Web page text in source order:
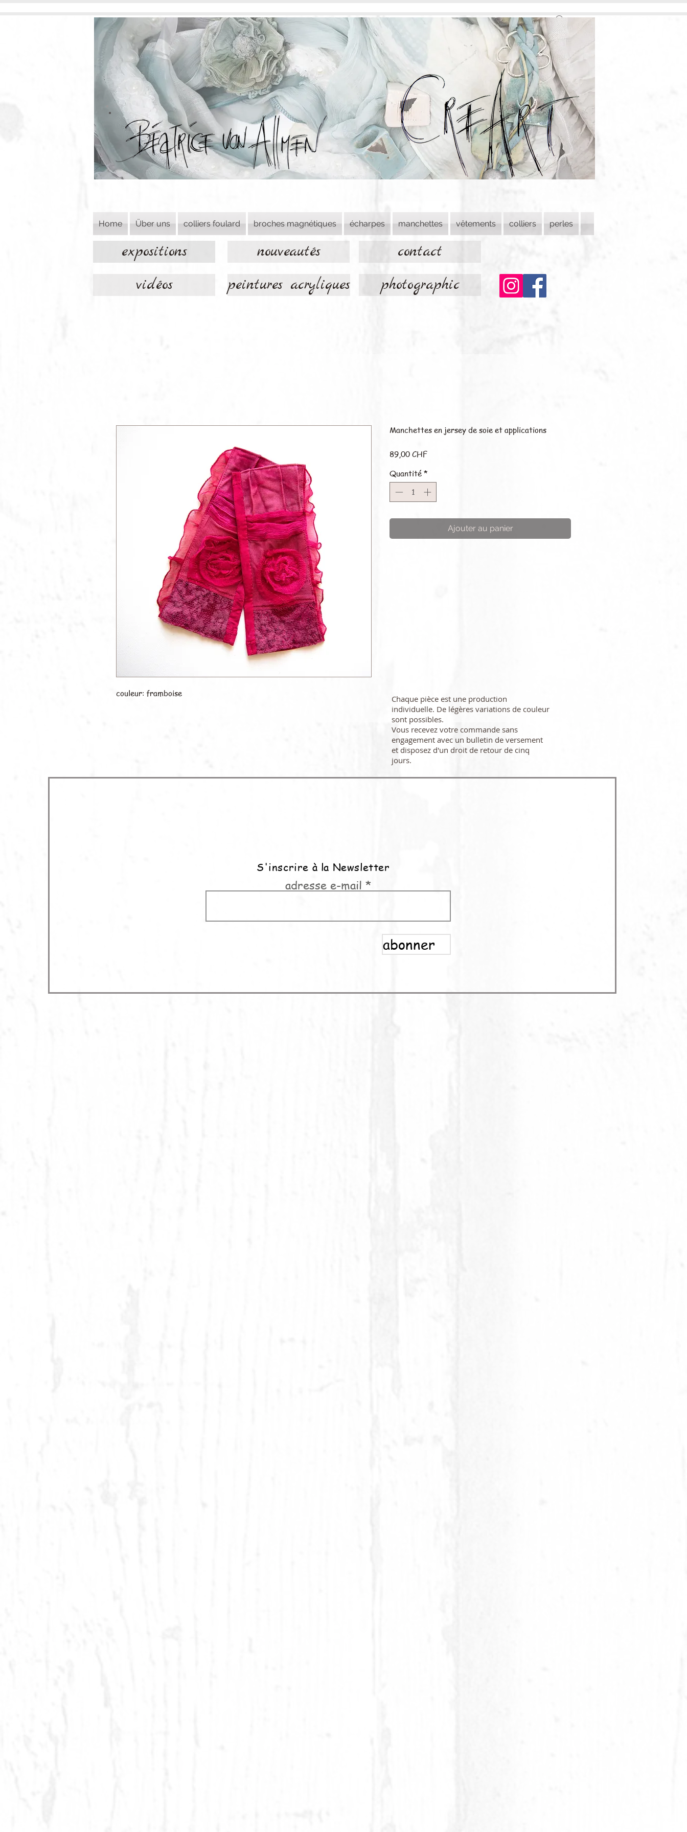
Home Über uns colliers foulard broches magnétiques écharpes manchettes vêtements colliers perles
expositions nouveautés
contact
vidéos
peintures acryliques photographic
couleur: framboise
Manchettes en jersey de soie et applications
89,00 CHFPrix
Quantité *
Ajouter au panier
Chaque pièce est une production
individuelle. De légères variations de couleur
sont possibles.
Vous recevez votre commande sans
engagement avec un bulletin de versement
et disposez d'un droit de retour de cinq
jours.
S'inscrire à la Newsletter
adresse e-mail
abonner